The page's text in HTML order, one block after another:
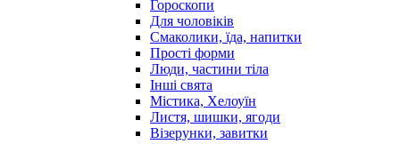
Гороскопи
Для чоловіків
Смаколики, їда, напитки
Прості форми
Люди, частини тіла
Інші свята
Містика, Хелоуїн
Листя, шишки, ягоди
Візерунки, завитки